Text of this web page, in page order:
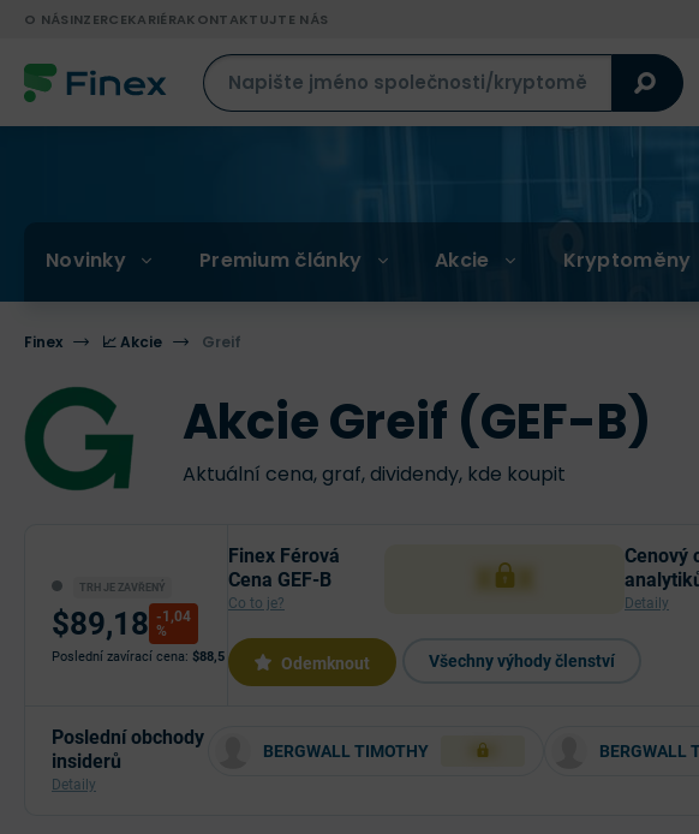
O NÁSINZERCEKARIÉRAKONTAKTUJTE NÁS
Novinky Premium články Akcie Kryptoměny
Finex 📈 Akcie Greif
Akcie Greif (GEF-B)
Aktuální cena, graf, dividendy, kde koupit
TRH JE ZAVŘENÝ
$89,18 -1,04
%
Poslední zavírací cena: $88,5
Finex Férová
Cena GEF-B
Co to je?
XXX
Cenový
Detaily
Odemknout Všechny výhody členství
Poslední obchody
insiderů
Detaily
BERGWALL TIMOTHY XXX BERGWALL